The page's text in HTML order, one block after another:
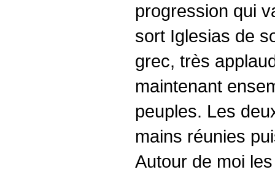
progression qui
sort Iglesias de
grec, très
maintenant
peuples. Les
mains réunies
Autour de moi